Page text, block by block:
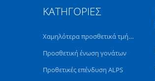
ΚΑΤΗΓΟΡΊΕΣ
Χαμηλότερα προσθετικά τμήματα άκρων
Προσθετική ένωση γονάτων
Προθετικές επένδυση ALPS